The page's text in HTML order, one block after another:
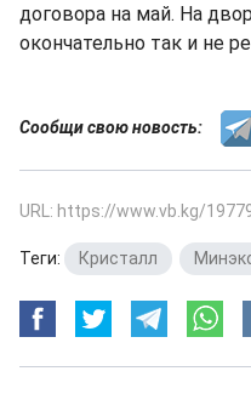
договора на май. На
окончательно так и не
Сообщи свою новость:
URL: https://www.vb.kg/
Теги: Кристалл